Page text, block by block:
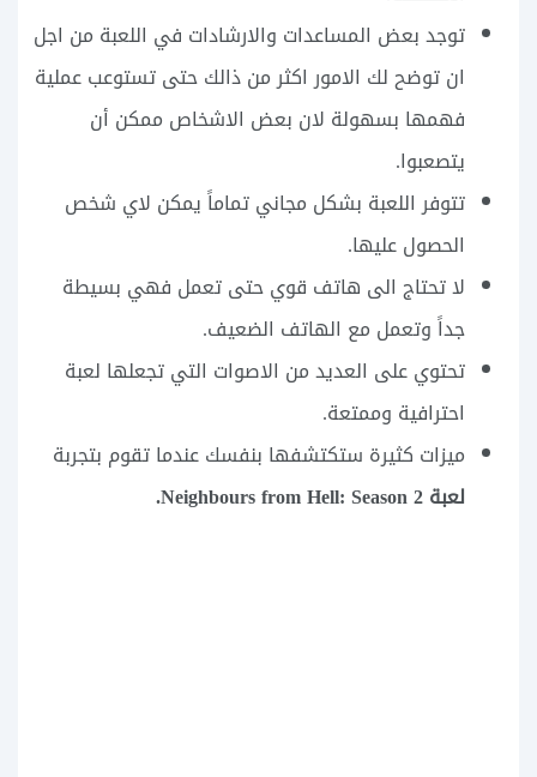
توجد بعض المساعدات والارشادات في اللعبة من اجل
ان توضح لك الامور اكثر من ذالك حتى تستوعب عملية
فهمها بسهولة لان بعض الاشخاص ممكن أن
يتصعبوا.
تتوفر اللعبة بشكل مجاني تماماً يمكن لاي شخص
الحصول عليها.
لا تحتاج الى هاتف قوي حتى تعمل فهي بسيطة
جداً وتعمل مع الهاتف الضعيف.
تحتوي على العديد من الاصوات التي تجعلها لعبة
احترافية وممتعة.
ميزات كثيرة ستكتشفها بنفسك عندما تقوم بتجربة
لعبة Neighbours from Hell: Season 2.